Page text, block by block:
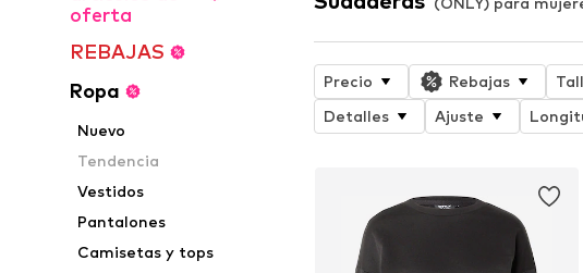
oferta
REBAJAS
Ropa
Nuevo
Tendencia
Vestidos
Pantalones
Camisetas y tops
Precio Rebajas
Detalles
Ajuste